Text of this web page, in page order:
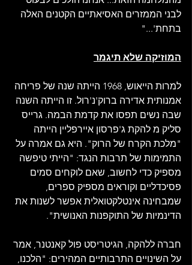
לבני הממזרים האסיאתיים הקטנים האלה
בתחת'..."
המוזיקה שלא תיגמר
למרות הייאוש, 1968 הייתה שנה של פריחה
אמנותית אדירה ברוק'נ'רול. זו הייתה השנה
שבה נשים תפסו את קדמת הבמה. גרייס
סליק מ להקת ג'פרסון איירפליין הייתה
"מלכת הקרח של הרוק". היא גם אמרה על
התמימות של תרבות הנגד: "הייתי טיפשה
מספיק כדי לחשוב, שאם לוקחים סמים
פסיכדליים וקוראים מספיק ספרים,
שמבחינה אינטלקטואלית אפשר לשנות את
הדינמיות של התוקפנות האנושית".
חברה ללהקה, הגיטריסט פול קאנטנר, אמר
על השינויים התרבותיים המהירים: "הלכנו,